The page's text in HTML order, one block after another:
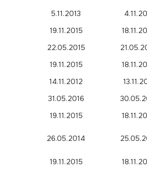
5.11.2013
19.11.2015
22.05.2015
19.11.2015
14.11.2012
31.05.2016
19.11.2015
26.05.2014
19.11.2015